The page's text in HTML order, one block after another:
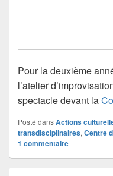
Pour la deuxième
l’atelier
spectacle devant la
Posté dansActions
transdisciplinaires,Centre
1 commentaire